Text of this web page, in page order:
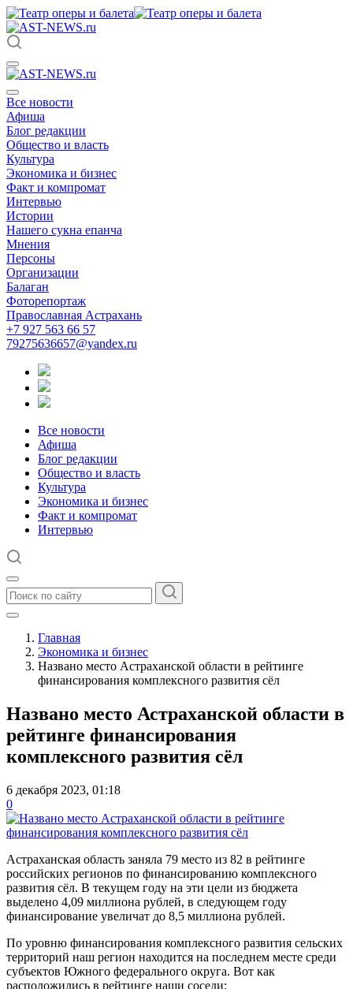
Все новости
Афиша
Блог редакции
Общество и власть
Культура
Экономика и бизнес
Факт и компромат
Интервью
Истории
Нашего сукна епанча
Мнения
Персоны
Организации
Балаган
Фоторепортаж
Православная Астрахань
+7 927 563 66 57
79275636657@yandex.ru
Все новости
Афиша
Блог редакции
Общество и власть
Культура
Экономика и бизнес
Факт и компромат
Интервью
Главная
Экономика и бизнес
Названо место Астраханской области в рейтинге
финансирования комплексного развития сёл
Названо место Астраханской области в
рейтинге финансирования
комплексного развития сёл
6 декабря 2023, 01:18
0
Астраханская область заняла 79 место из 82 в рейтинге
российских регионов по финансированию комплексного
развития сёл. В текущем году на эти цели из бюджета
выделено 4,09 миллиона рублей, в следующем году
финансирование увеличат до 8,5 миллиона рублей.
По уровню финансирования комплексного развития сельских
территорий наш регион находится на последнем месте среди
субъектов Южного федерального округа. Вот как
расположились в рейтинге наши соседи: